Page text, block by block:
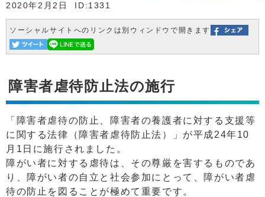
2020年2月2日 ID:1331
ソーシャルサイトへのリンクは別ウィンドウで開きます
障害者虐待防止法の施行
「障害者虐待の防止、障害者の養護者に対する支援等
に関する法律（障害者虐待防止法）」が平成24年10
月1日に施行されました。
障がい者に対する虐待は、その尊厳を害するものであ
り、障がい者の自立と社会参加にとって、障がい者虐
待の防止を図ることが極めて重要です。